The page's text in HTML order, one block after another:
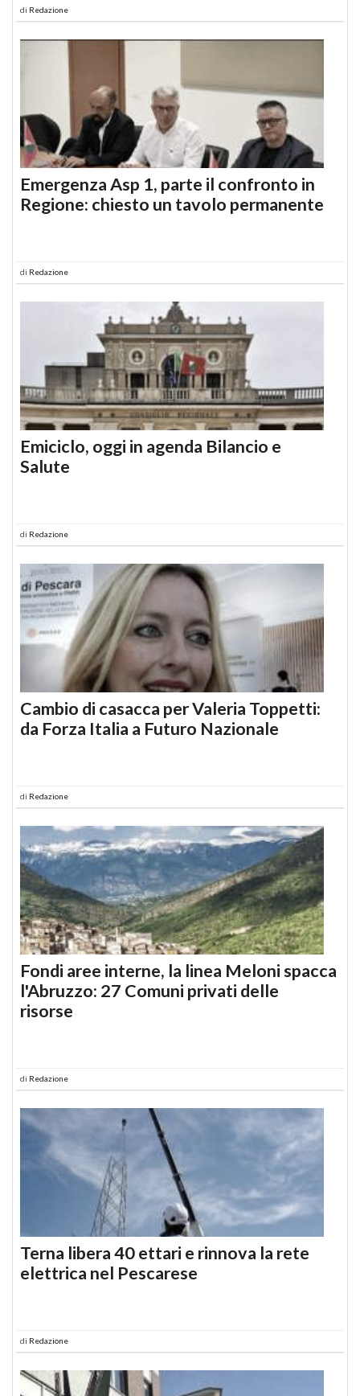
di Redazione
Emergenza Asp 1, parte il confronto in
Regione: chiesto un tavolo permanente
di Redazione
Emiciclo, oggi in agenda Bilancio e
Salute
di Redazione
Cambio di casacca per Valeria Toppetti:
da Forza Italia a Futuro Nazionale
di Redazione
Fondi aree interne, la linea Meloni spacca
l'Abruzzo: 27 Comuni privati delle
risorse
di Redazione
Terna libera 40 ettari e rinnova la rete
elettrica nel Pescarese
di Redazione